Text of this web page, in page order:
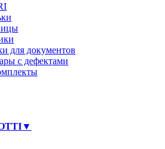
для документов
с дефектами